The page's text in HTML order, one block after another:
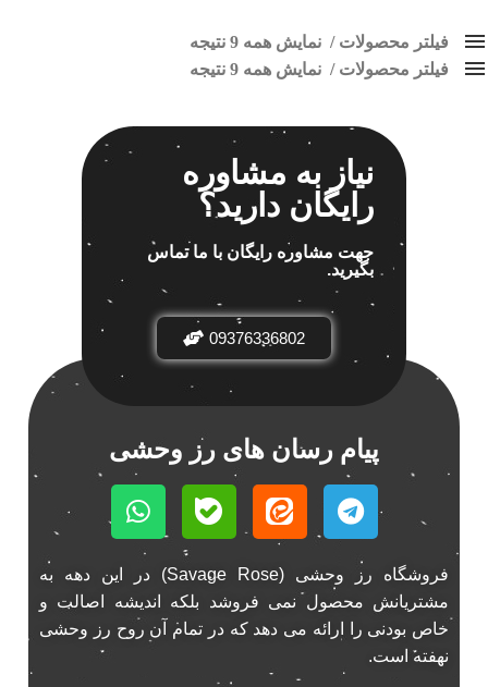
فیلتر محصولات
نمایش همه 9 نتیجه
کلاس‌های حمل و نقل محصول
فقط نمایش محصولات فروش فقط موجود در انبار
فیلتر محصولات نمایش همه 9 نتیجه
اسپیکر پاناتک
اسپیکر خودرو ناکامیچی
اسپیکر فابریک خودرو
اسپیکر فابریک ناکامیچی 1
اسپیکر ماشین ناکامیچی
اسپیکر ناکامیچی
اینترفیس پژو 206
بازی ایرانی جالیز
بازی جالیز
بازی فکری جالیز
1
باند 6928
باند 6928p
نیاز به مشاوره
رایگان دارید؟
جهت مشاوره رایگان با ما تماس
بگیرید.
09376336802
پیام رسان های رز وحشی
فروشگاه رز وحشی (Savage Rose) در این دهه به
مشتریانش محصول نمی فروشد بلکه اندیشه اصالت و
خاص بودنی را ارائه می دهد که در تمام آن روح رز وحشی
نهفته است.